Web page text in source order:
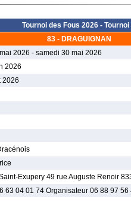
Tournoi des Fous 2026 - Tournoi
83 - DRAGUIGNAN
2026 - samedi 30 mai 2026
2026
2026
Exupery 49 rue Auguste Renoir
63 04 01 74 Organisateur 06 88 97 56